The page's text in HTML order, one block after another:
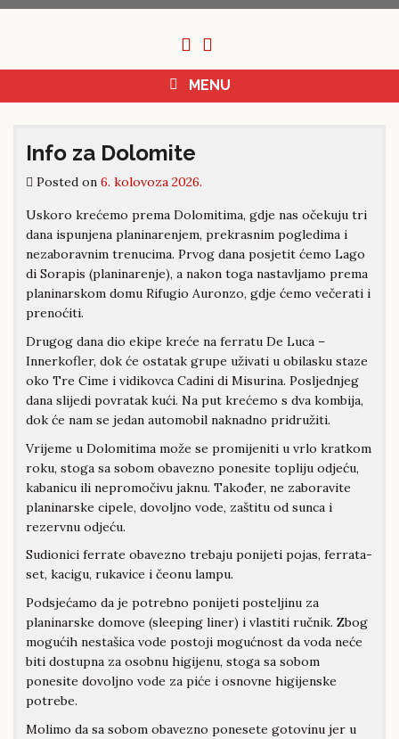
MENU
Info za Dolomite
Posted on 6. kolovoza 2026.
Uskoro krećemo prema Dolomitima, gdje nas očekuju tri
dana ispunjena planinarenjem, prekrasnim pogledima i
nezaboravnim trenucima. Prvog dana posjetit ćemo Lago
di Sorapis (planinarenje), a nakon toga nastavljamo prema
planinarskom domu Rifugio Auronzo, gdje ćemo večerati i
prenoćiti.
Drugog dana dio ekipe kreće na ferratu De Luca –
Innerkofler, dok će ostatak grupe uživati u obilasku staze
oko Tre Cime i vidikovca Cadini di Misurina. Posljednjeg
dana slijedi povratak kući. Na put krećemo s dva kombija,
dok će nam se jedan automobil naknadno pridružiti.
Vrijeme u Dolomitima može se promijeniti u vrlo kratkom
roku, stoga sa sobom obavezno ponesite topliju odjeću,
kabanicu ili nepromočivu jaknu. Također, ne zaboravite
planinarske cipele, dovoljno vode, zaštitu od sunca i
rezervnu odjeću.
Sudionici ferrate obavezno trebaju ponijeti pojas, ferrata-
set, kacigu, rukavice i čeonu lampu.
Podsjećamo da je potrebno ponijeti posteljinu za
planinarske domove (sleeping liner) i vlastiti ručnik. Zbog
mogućih nestašica vode postoji mogućnost da voda neće
biti dostupna za osobnu higijenu, stoga sa sobom
ponesite dovoljno vode za piće i osnovne higijenske
potrebe.
Molimo da sa sobom obavezno ponesete gotovinu jer u